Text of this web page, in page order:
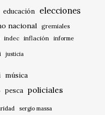
educación elecciones
nacional gremiales
indec inflación informe
justicia
música
pesca policiales
sergio massa